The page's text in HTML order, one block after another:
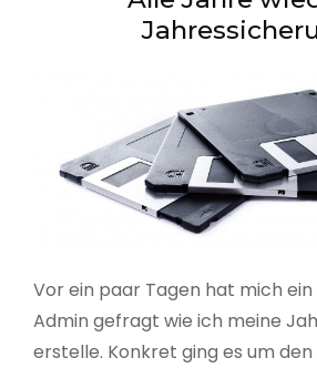
Vor ein paar Tagen hat mich
Admin gefragt wie ich meine
erstelle. Konkret ging es um den